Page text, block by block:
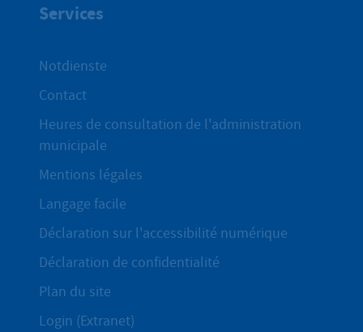
Services
Notdienste
Contact
Heures de consultation de l'administration
municipale
Mentions légales
Langage facile
Déclaration sur l'accessibilité numérique
Déclaration de confidentialité
Plan du site
Login (Extranet)